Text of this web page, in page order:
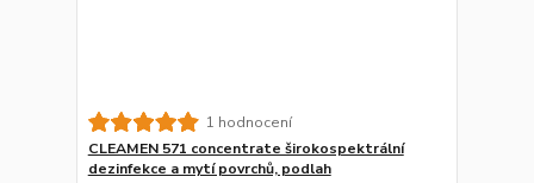
1 hodnocení
CLEAMEN 571 concentrate širokospektrální
dezinfekce a mytí povrchů, podlah